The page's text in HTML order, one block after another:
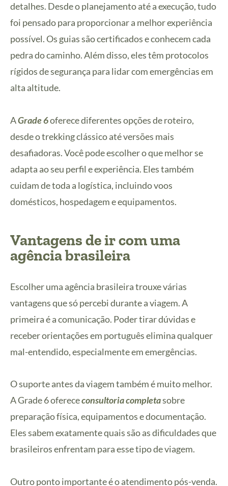
detalhes. Desde o planejamento até a execução, tudo
foi pensado para proporcionar a melhor experiência
possível. Os guias são certificados e conhecem cada
pedra do caminho. Além disso, eles têm protocolos
rígidos de segurança para lidar com emergências em
alta altitude.
AGrade 6oferece diferentes opções de roteiro,
desde o trekking clássico até versões mais
desafiadoras. Você pode escolher o que melhor se
adapta ao seu perfil e experiência. Eles também
cuidam de toda a logística, incluindo voos
domésticos, hospedagem e equipamentos.
Vantagens de ir com uma
agência brasileira
Escolher uma agência brasileira trouxe várias
vantagens que só percebi durante a viagem. A
primeira é a comunicação. Poder tirar dúvidas e
receber orientações em português elimina qualquer
mal-entendido, especialmente em emergências.
O suporte antes da viagem também é muito melhor.
A Grade 6 oferececonsultoria completasobre
preparação física, equipamentos e documentação.
Eles sabem exatamente quais são as dificuldades que
brasileiros enfrentam para esse tipo de viagem.
Outro ponto importante é o atendimento pós-venda.